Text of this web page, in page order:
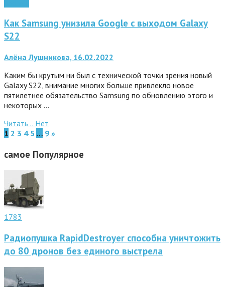
Как Samsung унизила Google с выходом Galaxy
S22
Алёна Лушникова, 16.02.2022
Каким бы крутым ни был с технической точки зрения новый
Galaxy S22, внимание многих больше привлекло новое
пятилетнее обязательство Samsung по обновлению этого и
некоторых …
Читать .. Нет
1 2 3 4 5 … 9 »
самое Популярное
1783
Радиопушка RapidDestroyer способна уничтожить
до 80 дронов без единого выстрела